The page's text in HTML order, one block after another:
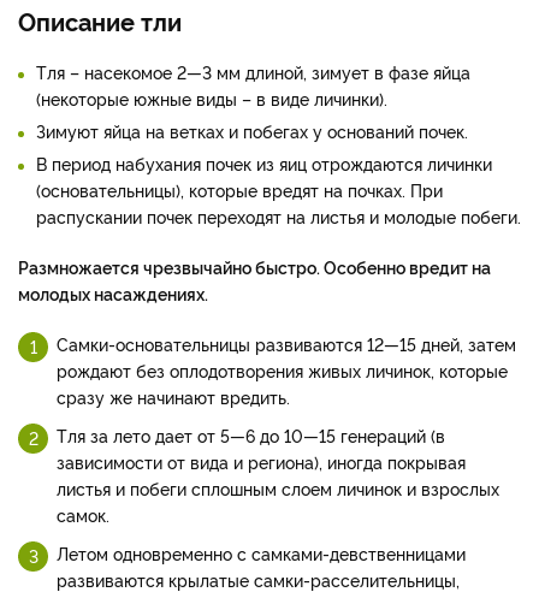
Описание тли
Тля – насекомое 2—3 мм длиной, зимует в фазе яйца
(некоторые южные виды – в виде личинки).
Зимуют яйца на ветках и побегах у оснований почек.
В период набухания почек из яиц отрождаются личинки
(основательницы), которые вредят на почках. При
распускании почек переходят на листья и молодые побеги.
Размножается чрезвычайно быстро. Особенно вредит на
молодых насаждениях.
Самки-основательницы развиваются 12—15 дней, затем
рождают без оплодотворения живых личинок, которые
сразу же начинают вредить.
Тля за лето дает от 5—6 до 10—15 генераций (в
зависимости от вида и региона), иногда покрывая
листья и побеги сплошным слоем личинок и взрослых
самок.
Летом одновременно с самками-девственницами
развиваются крылатые самки-расселительницы,